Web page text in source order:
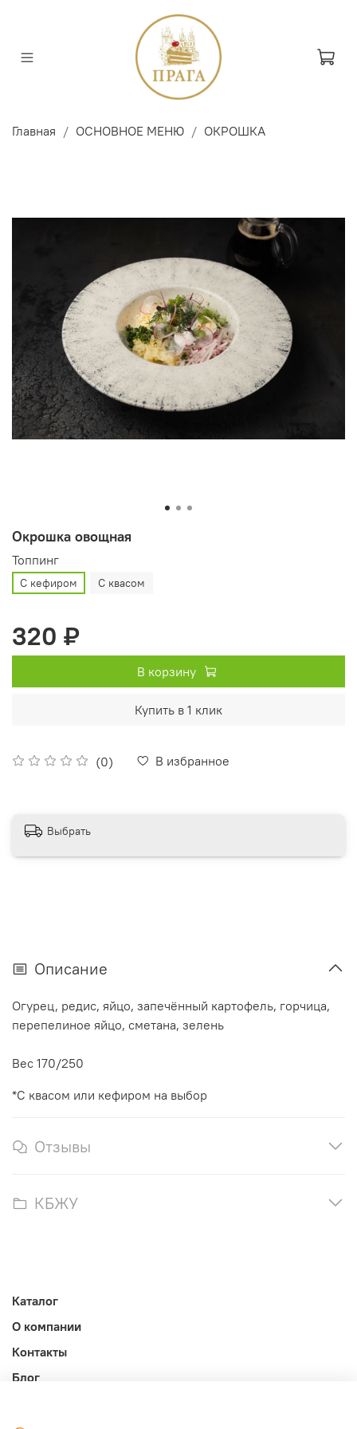
Главная ОСНОВНОЕ МЕНЮ ОКРОШКА
Окрошка овощная
(0) В избранное
Топпинг
С кефиром С квасом
320 ₽
В корзину
Купить в 1 клик
Выбрать
Описание
Огурец, редис, яйцо, запечённый картофель, горчица,
перепелиное яйцо, сметана, зелень
Вес 170/250
*С квасом или кефиром на выбор
Отзывы
КБЖУ
Каталог
О компании
Контакты
Блог